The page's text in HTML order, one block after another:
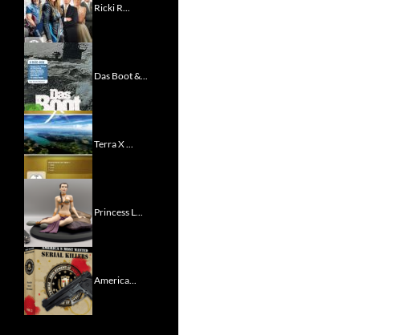
Ricki R...
Das Boot &...
Terra X ...
Princess L...
America...